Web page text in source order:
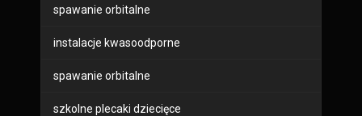
spawanie orbitalne
instalacje kwasoodporne
spawanie orbitalne
szkolne plecaki dziecięce